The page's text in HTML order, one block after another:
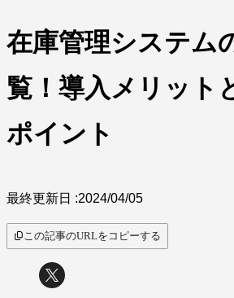
在庫管理システム
覧！導入メリット
ポイント
最終更新日 :2024/04/05
この記事のURLをコピーする